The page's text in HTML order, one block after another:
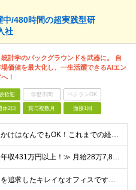
/480時間の超実践型研
社
統計学のバックグラウンドを武器に。 自
場価値を最大化し、一生活躍できるAIエン
！
歓迎 学歴不問 ベテランOK
休2日 賞与複数月 面接1回
＼応募のきっかけはなんでもOK！これまでの経験よりも「ITに興味がある」「前職の経験を活かしてキャリアチェンジしたい」という気持ちを重視しています／ ◆年齢30歳まで（若年層の長期キャリア形成のため
≪初年度想定年収431万円以上！≫ 月給28万7,825円～＋賞与年2回 ※上記金額には月20時間分(3万8,900円～)の見込み残業代を含み、超過した分は別途全額支給します。 ※経験やスキルを考慮
《働きやすさを追求したキレイなオフィスです！》 【本社】 東京都新宿区新宿4-3-25 TOKYU REIT新宿ビル8F 【ラーニングセンター】 東京都渋谷区千駄ヶ谷5-32-10 南新宿SKビル6